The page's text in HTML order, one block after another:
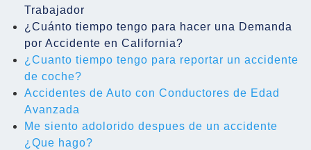
Trabajador
¿Cuánto tiempo tengo para hacer una Demanda
por Accidente en California?
¿Cuanto tiempo tengo para reportar un accidente
de coche?
Accidentes de Auto con Conductores de Edad
Avanzada
Me siento adolorido despues de un accidente
¿Que hago?